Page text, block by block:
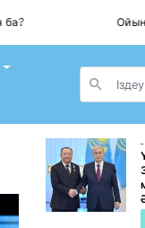
Ойынқұмарлық
Toggle Dropdown
-